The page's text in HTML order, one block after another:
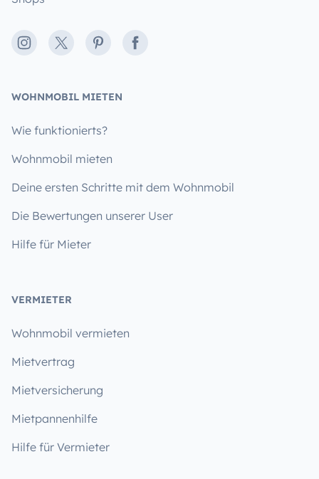
Instagram
X PinterestFacebook
WOHNMOBIL MIETEN
Wie funktionierts?
Wohnmobil mieten
Deine ersten Schritte mit dem Wohnmobil
Die Bewertungen unserer User
Hilfe für Mieter
VERMIETER
Wohnmobil vermieten
Mietvertrag
Mietversicherung
Mietpannenhilfe
Hilfe für Vermieter